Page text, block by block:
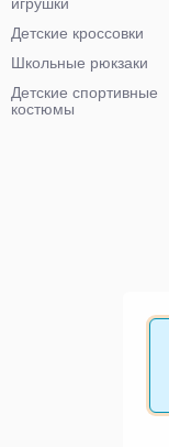
Детские кроссовки
Школьные рюкзаки
Детские спортивные
костюмы